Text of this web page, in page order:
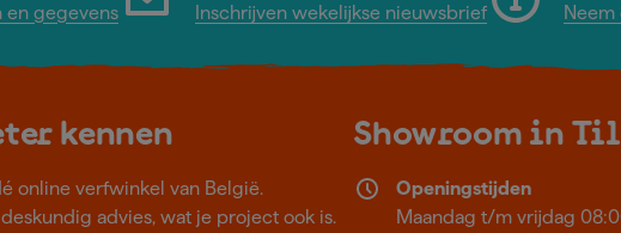
en gegevens
Inschrijven wekelijkse nieuwsbrief
kennen
online verfwinkel van België.
advies, wat je project ook is.
Showroom in
Openingstijden
Maandag t/m vrijdag